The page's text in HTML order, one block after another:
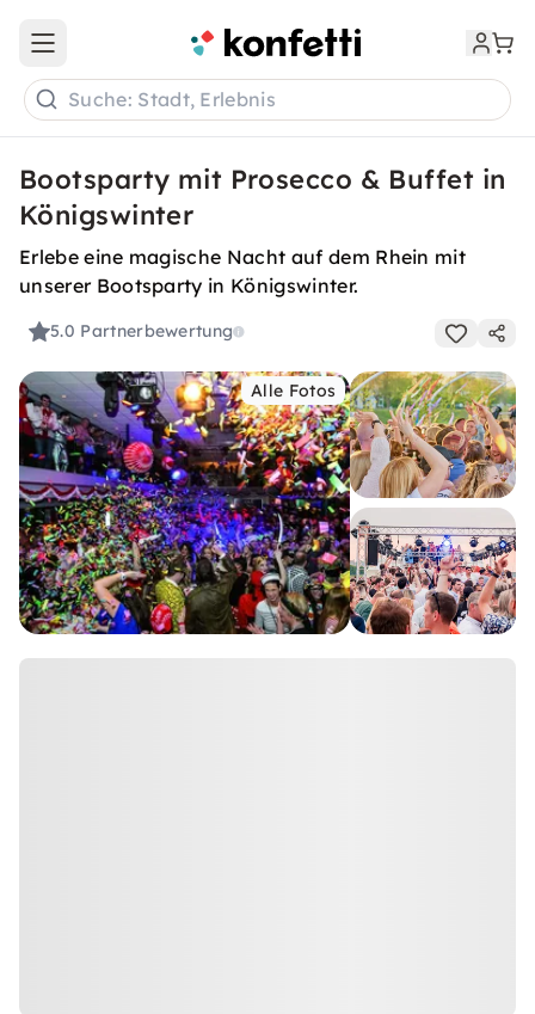
Open main menu
Suche: Stadt, Erlebnis
Bootsparty mit Prosecco & Buffet in
Königswinter
Erlebe eine magische Nacht auf dem Rhein mit
unserer Bootsparty in Königswinter.
5.0 Partnerbewertung
Alle Fotos